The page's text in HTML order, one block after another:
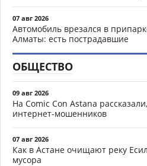
07 авг 2026
Автомобиль врезался в
Алматы: есть пострадавшие
ОБЩЕСТВО
09 авг 2026
На Comic Con Astana
интернет-мошенников
07 авг 2026
Как в Астане очищают реку
мусора